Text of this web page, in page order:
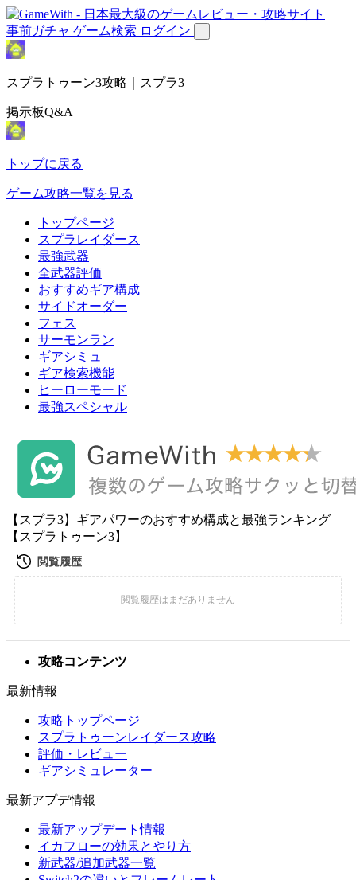
事前ガチャ ゲーム検索 ログイン
スプラトゥーン3攻略｜スプラ3
掲示板Q&A
トップに戻る
ゲーム攻略一覧を見る
トップページ
スプラレイダース
最強武器
全武器評価
おすすめギア構成
サイドオーダー
フェス
サーモンラン
ギアシミュ
ギア検索機能
ヒーローモード
最強スペシャル
【スプラ3】ギアパワーのおすすめ構成と最強ランキング
【スプラトゥーン3】
攻略コンテンツ
最新情報
攻略トップページ
スプラトゥーンレイダース攻略
評価・レビュー
ギアシミュレーター
最新アプデ情報
最新アップデート情報
イカフローの効果とやり方
新武器/追加武器一覧